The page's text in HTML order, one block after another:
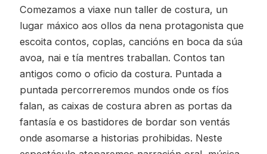
Comezamos a viaxe nun taller de costura, un
lugar máxico aos ollos da nena protagonista que
escoita contos, coplas, cancións en boca da súa
avoa, nai e tía mentres traballan. Contos tan
antigos como o oficio da costura. Puntada a
puntada percorreremos mundos onde os fíos
falan, as caixas de costura abren as portas da
fantasía e os bastidores de bordar son ventás
onde asomarse a historias prohibidas. Neste